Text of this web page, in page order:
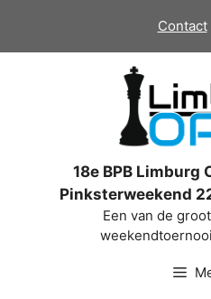
de
Contact
18e BPB Limburg
Pinksterweekend
Een van de